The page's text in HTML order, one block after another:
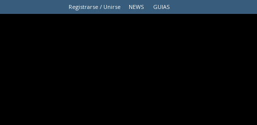
Registrarse / Unirse NEWS GUIAS